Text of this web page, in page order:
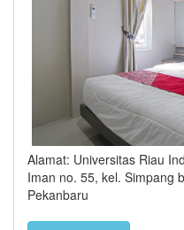
Alamat: Universitas Riau
Iman no. 55, kel. Simpang
Pekanbaru